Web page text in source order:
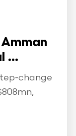
...
change